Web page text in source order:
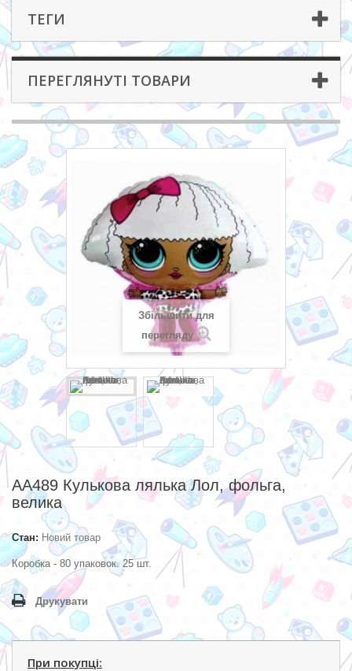
ТЕГИ
ПЕРЕГЛЯНУТІ ТОВАРИ
Збільшити для
перегляду
AA489 Кулькова лялька Лол, фольга,
велика
Стан: Новий товар
Коробка - 80 упаковок. 25 шт.
Друкувати
При покупці: